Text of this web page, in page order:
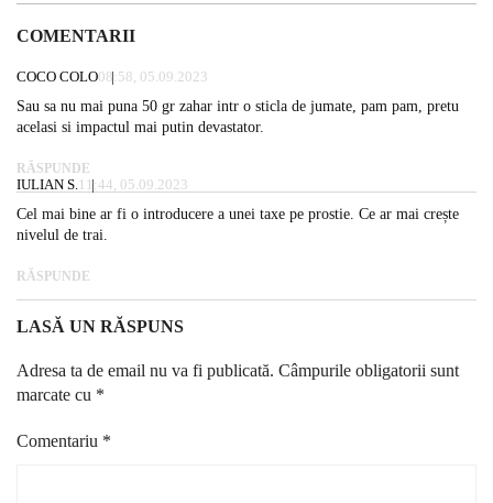
COMENTARII
COCO COLO08:58, 05.09.2023
Sau sa nu mai puna 50 gr zahar intr o sticla de jumate, pam pam, pretu
acelasi si impactul mai putin devastator.
RĂSPUNDE
IULIAN S. 11:44, 05.09.2023
Cel mai bine ar fi o introducere a unei taxe pe prostie. Ce ar mai crește
nivelul de trai.
RĂSPUNDE
LASĂ UN RĂSPUNS
Adresa ta de email nu va fi publicată. Câmpurile obligatorii sunt
marcate cu *
Comentariu *